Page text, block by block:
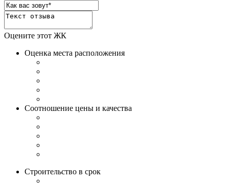
Оцените этот ЖК
Оценка места расположения
Соотношение цены и качества
Строительство в срок